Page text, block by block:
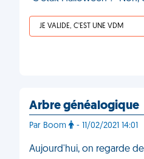
JE VALIDE, C'EST UNE VDM
Arbre généalogique
Par Boom - 11/02/2021 14:01
Aujourd'hui, on regarde